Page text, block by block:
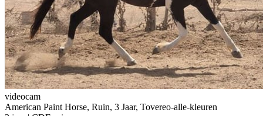
videocam
American Paint Horse, Ruin, 3 Jaar, Tovereo-alle-kleuren